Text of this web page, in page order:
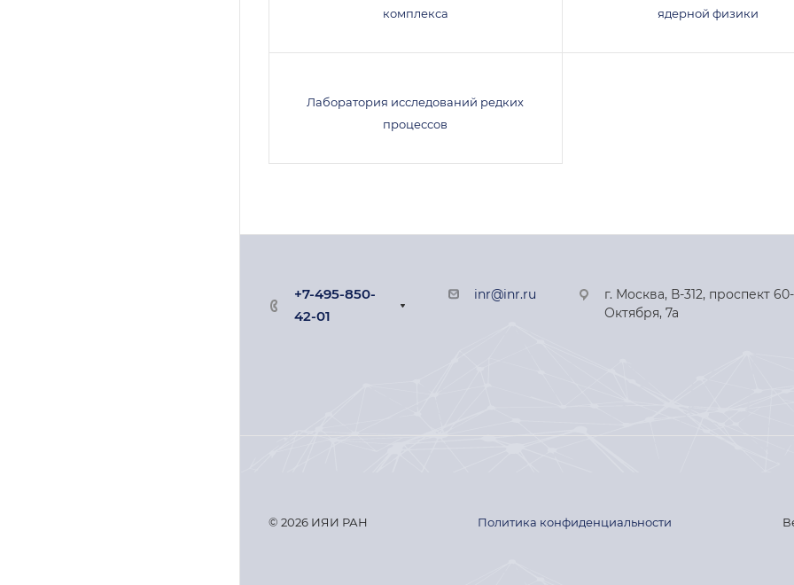
комплекса
ядерной физики
Лаборатория исследований редких
процессов
+7-495-850-
42-01
inr@inr.ru
г. Москва, В-312, проспект
Октября, 7а
© 2026 ИЯИ РАН Политика конфиденциальности